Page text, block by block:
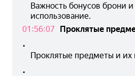
Важность бонусов брони и
использование.
01:56:07
Проклятые
Проклятые предметы и их